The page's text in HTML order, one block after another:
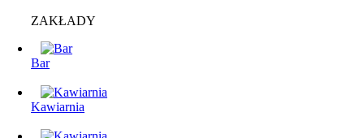
ZAKŁADY
Bar
Kawiarnia